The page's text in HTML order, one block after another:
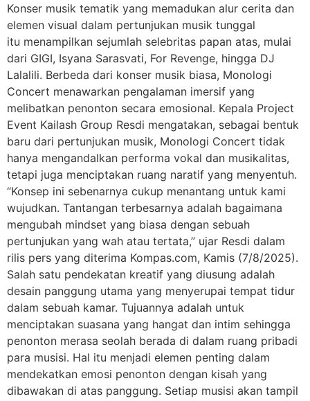
Konser musik tematik yang memadukan alur cerita dan
elemen visual dalam pertunjukan musik tunggal
itu menampilkan sejumlah selebritas papan atas, mulai
dari GIGI, Isyana Sarasvati, For Revenge, hingga DJ
Lalalili. Berbeda dari konser musik biasa, Monologi
Concert menawarkan pengalaman imersif yang
melibatkan penonton secara emosional. Kepala Project
Event Kailash Group Resdi mengatakan, sebagai bentuk
baru dari pertunjukan musik, Monologi Concert tidak
hanya mengandalkan performa vokal dan musikalitas,
tetapi juga menciptakan ruang naratif yang menyentuh.
“Konsep ini sebenarnya cukup menantang untuk kami
wujudkan. Tantangan terbesarnya adalah bagaimana
mengubah mindset yang biasa dengan sebuah
pertunjukan yang wah atau tertata,” ujar Resdi dalam
rilis pers yang diterima Kompas.com, Kamis (7/8/2025).
Salah satu pendekatan kreatif yang diusung adalah
desain panggung utama yang menyerupai tempat tidur
dalam sebuah kamar. Tujuannya adalah untuk
menciptakan suasana yang hangat dan intim sehingga
penonton merasa seolah berada di dalam ruang pribadi
para musisi. Hal itu menjadi elemen penting dalam
mendekatkan emosi penonton dengan kisah yang
dibawakan di atas panggung. Setiap musisi akan tampil